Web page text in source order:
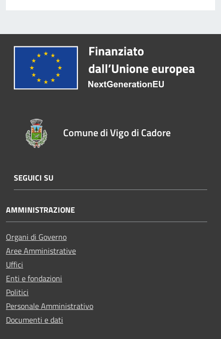
Comune di Vigo di Cadore
SEGUICI SU
AMMINISTRAZIONE
Organi di Governo
Aree Amministrative
Uffici
Enti e fondazioni
Politici
Personale Amministrativo
Documenti e dati